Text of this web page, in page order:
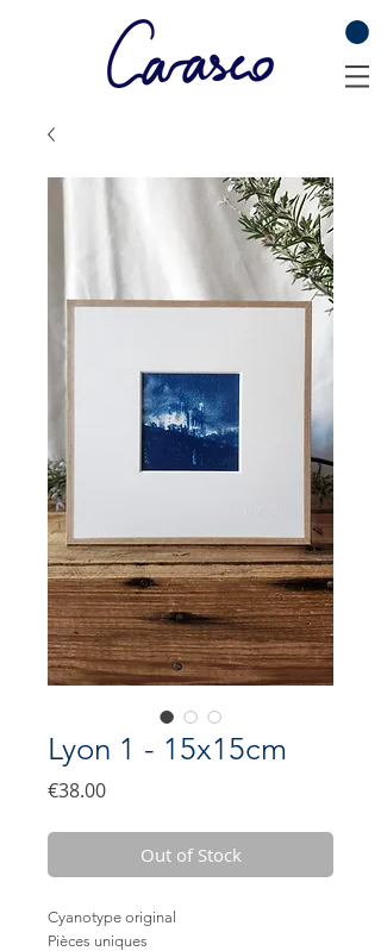
Lyon 1 - 15x15cm
€38.00Price
Out of Stock
Cyanotype original
Pièces uniques